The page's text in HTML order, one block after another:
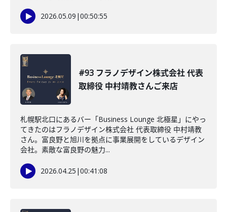
2026.05.09 |00:50:55
#93 フラノデザイン株式会社 代表
取締役 中村靖教さんご来店
札幌駅北口にあるバー「Business Lounge 北極星」にやっ
てきたのはフラノデザイン株式会社 代表取締役 中村靖教
さん。富良野と旭川を拠点に事業展開をしているデザイン
会社。素敵な富良野の魅力...
2026.04.25 |00:41:08